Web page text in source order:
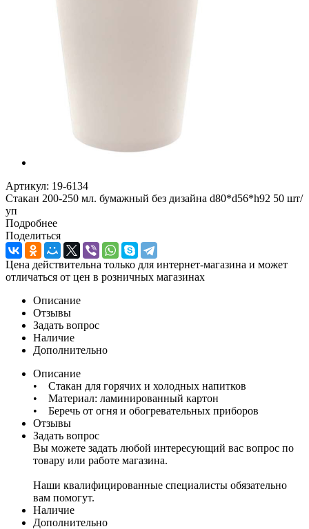
Артикул: 19-6134
Стакан 200-250 мл. бумажный без дизайна d80*d56*h92 50 шт/
уп
Подробнее
Поделиться
Цена действительна только для интернет-магазина и может
отличаться от цен в розничных магазинах
Описание
Отзывы
Задать вопрос
Наличие
Дополнительно
Описание
• Стакан для горячих и холодных напитков
• Материал: ламинированный картон
• Беречь от огня и обогревательных приборов
Отзывы
Задать вопрос
Вы можете задать любой интересующий вас вопрос по
товару или работе магазина.
Наши квалифицированные специалисты обязательно
вам помогут.
Наличие
Дополнительно